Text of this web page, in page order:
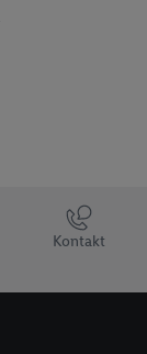
Kontakt